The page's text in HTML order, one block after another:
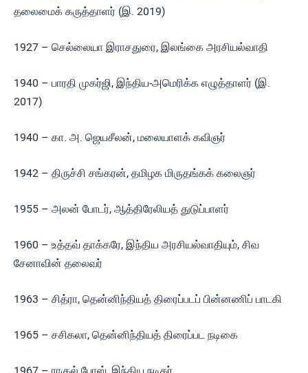
தலைமைக் கருத்தாளர் (இ. 2019)
1927 – செல்லையா இராசதுரை, இலங்கை அரசியல்வாதி
1940 – பாரதி முகர்ஜி, இந்திய-அமெரிக்க எழுத்தாளர் (இ.
2017)
1940 – கா. அ. ஜெயசீலன், மலையாளக் கவிஞர்
1942 – திருச்சி சங்கரன், தமிழக மிருதங்கக் கலைஞர்
1955 – அலன் போடர், ஆத்திரேலியத் துடுப்பாளர்
1960 – உத்தவ் தாக்கரே, இந்திய அரசியல்வாதியும், சிவ
சேனாவின் தலைவர்
1963 – சித்ரா, தென்னிந்தியத் திரைப்படப் பின்னணிப் பாடகி
1965 – சசிகலா, தென்னிந்தியத் திரைப்பட நடிகை